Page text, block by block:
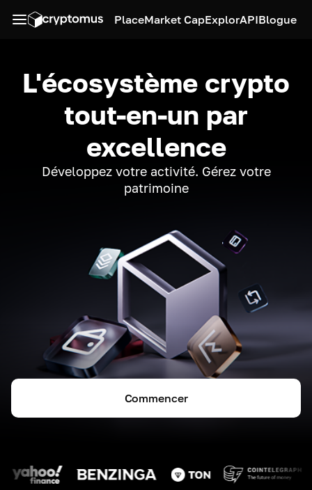
PlaceMarket CapExplorAPIBlogue
L'écosystème crypto
tout-en-un par
excellence
Développez votre activité. Gérez votre
patrimoine
Commencer